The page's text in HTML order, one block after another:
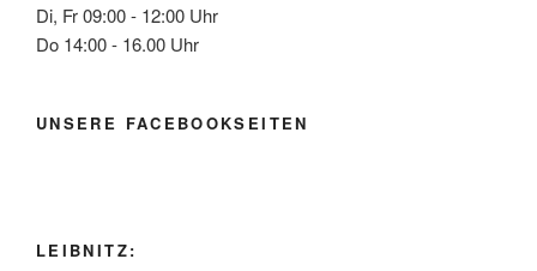
Di, Fr 09:00 - 12:00 Uhr
Do 14:00 - 16.00 Uhr
UNSERE FACEBOOKSEITEN
LEIBNITZ: